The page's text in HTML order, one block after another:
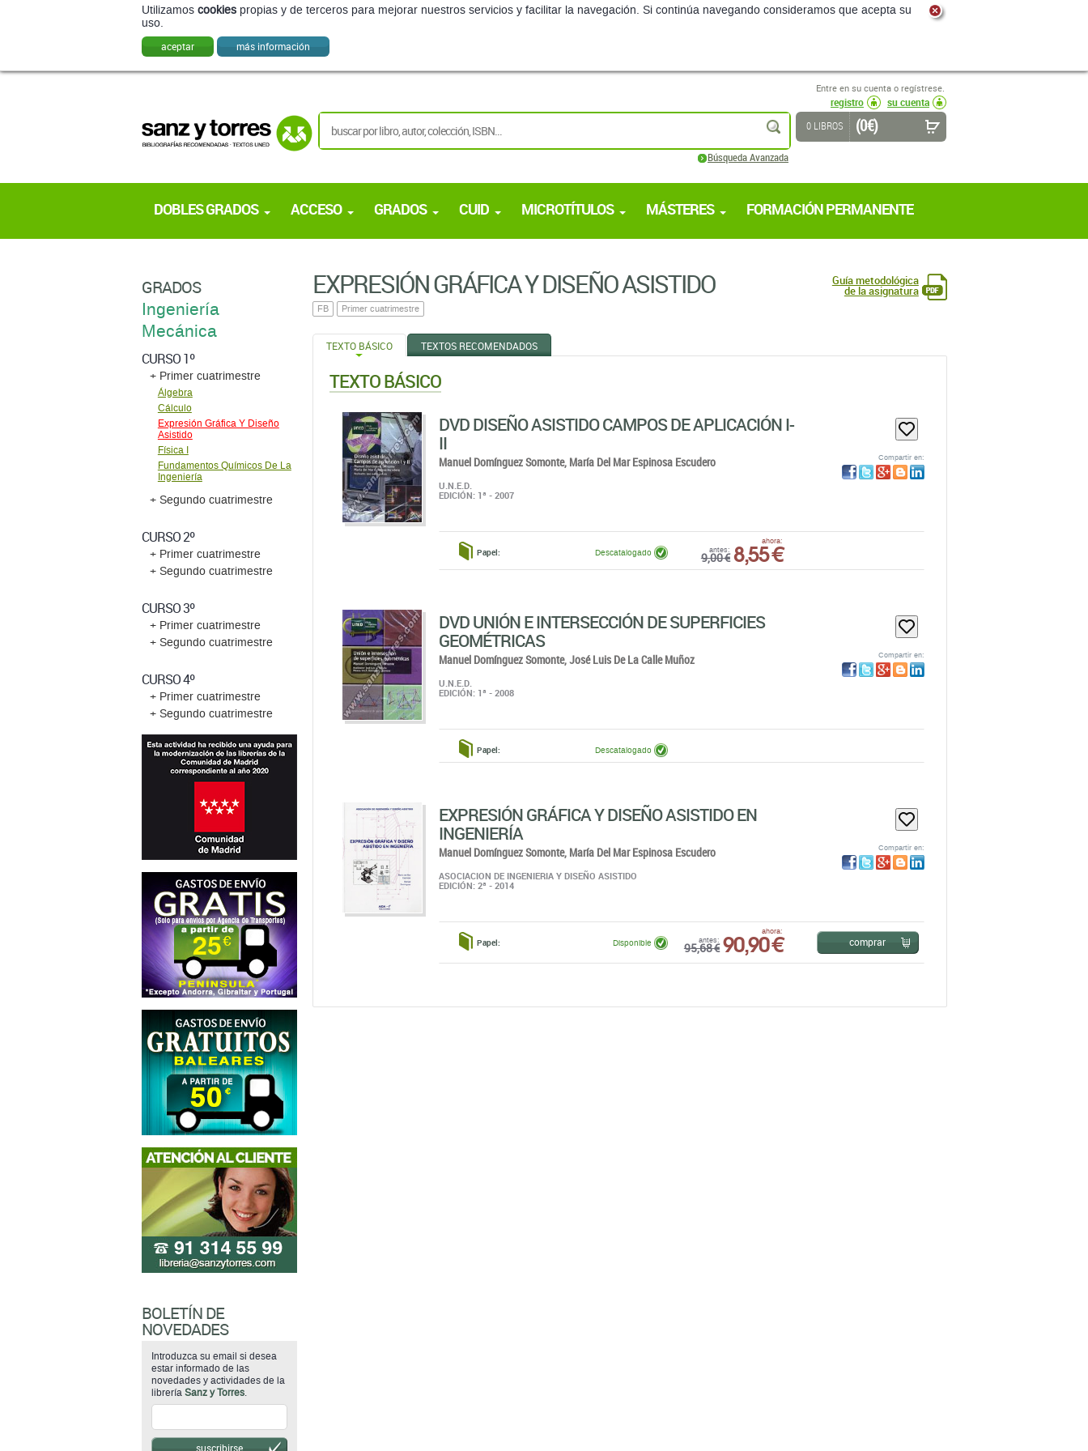
Utilizamos cookies propias y de terceros para mejorar nuestros servicios y facilitar la navegación. Si continúa navegando consideramos que acepta su
uso.
aceptar más información
Entre en su cuenta o regístrese.
registro
su cuenta
buscar
Búsqueda Avanzada
0 LIBROS (0 €)
DOBLES GRADOS ACCESO GRADOS CUID MICROTÍTULOS MÁSTERES FORMACIÓN PERMANENTE
EXPRESIÓN GRÁFICA Y DISEÑO ASISTIDO
FB Primer cuatrimestre
Guía metodológica
de la asignatura
TEXTO BÁSICO TEXTOS RECOMENDADOS
TEXTO BÁSICO
DVD DISEÑO ASISTIDO CAMPOS DE APLICACIÓN I-
II
Manuel Domínguez Somonte, María Del Mar Espinosa Escudero
U.N.E.D.
EDICIÓN: 1ª - 2007
Compartir en:
Papel: antes:
9,00 €
ahora:
8,55 €
Descatalogado
DVD UNIÓN E INTERSECCIÓN DE SUPERFICIES
GEOMÉTRICAS
Manuel Domínguez Somonte,José Luis De La Calle Muñoz
U.N.E.D.
EDICIÓN: 1ª - 2008
Compartir en:
Papel: Descatalogado
EXPRESIÓN GRÁFICA Y DISEÑO ASISTIDO EN
INGENIERÍA
Manuel Domínguez Somonte, María Del Mar Espinosa Escudero
ASOCIACION DE INGENIERIA Y DISEÑO ASISTIDO
EDICIÓN: 2ª - 2014
Compartir en:
Papel: antes:
95,68 €
ahora:
90,90 €
Disponible comprar
GRADOS
Ingeniería
Mecánica
CURSO 1º
+ Primer cuatrimestre
Álgebra
Cálculo
Expresión Gráfica Y Diseño
Asistido
Física I
Fundamentos Químicos De La
Ingeniería
+ Segundo cuatrimestre
CURSO 2º
+ Primer cuatrimestre
+ Segundo cuatrimestre
CURSO 3º
+ Primer cuatrimestre
+ Segundo cuatrimestre
CURSO 4º
+ Primer cuatrimestre
+ Segundo cuatrimestre
BOLETÍN DE
NOVEDADES
Introduzca su email si desea
estar informado de las
novedades y actividades de la
librería Sanz y Torres.
suscribirse